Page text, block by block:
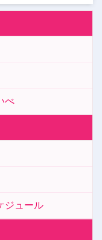
べ
ジュール